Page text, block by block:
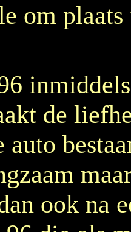
om
de
auto
ook na